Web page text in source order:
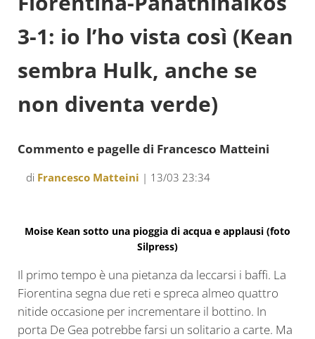
3-1: io l’ho vista così (Kean
sembra Hulk, anche se
non diventa verde)
Commento e pagelle di Francesco Matteini
di Francesco Matteini | 13/03 23:34
Moise Kean sotto una pioggia di acqua e applausi (foto
Silpress)
Il primo tempo è una pietanza da leccarsi i baffi. La
Fiorentina segna due reti e spreca almeo quattro
nitide occasione per incrementare il bottino. In
porta De Gea potrebbe farsi un solitario a carte. Ma